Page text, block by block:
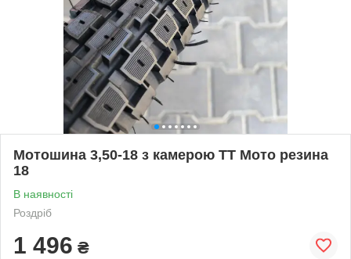
Мотошина 3,50-18 з камерою TT Мото резина
18
В наявності
Роздріб
1 496 ₴